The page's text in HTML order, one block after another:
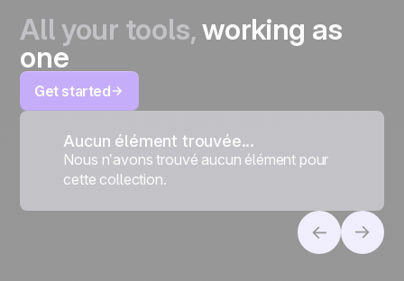
All your tools,working as
one
Get started
Aucun élément trouvée...
Nous n’avons trouvé aucun élément pour
cette collection.